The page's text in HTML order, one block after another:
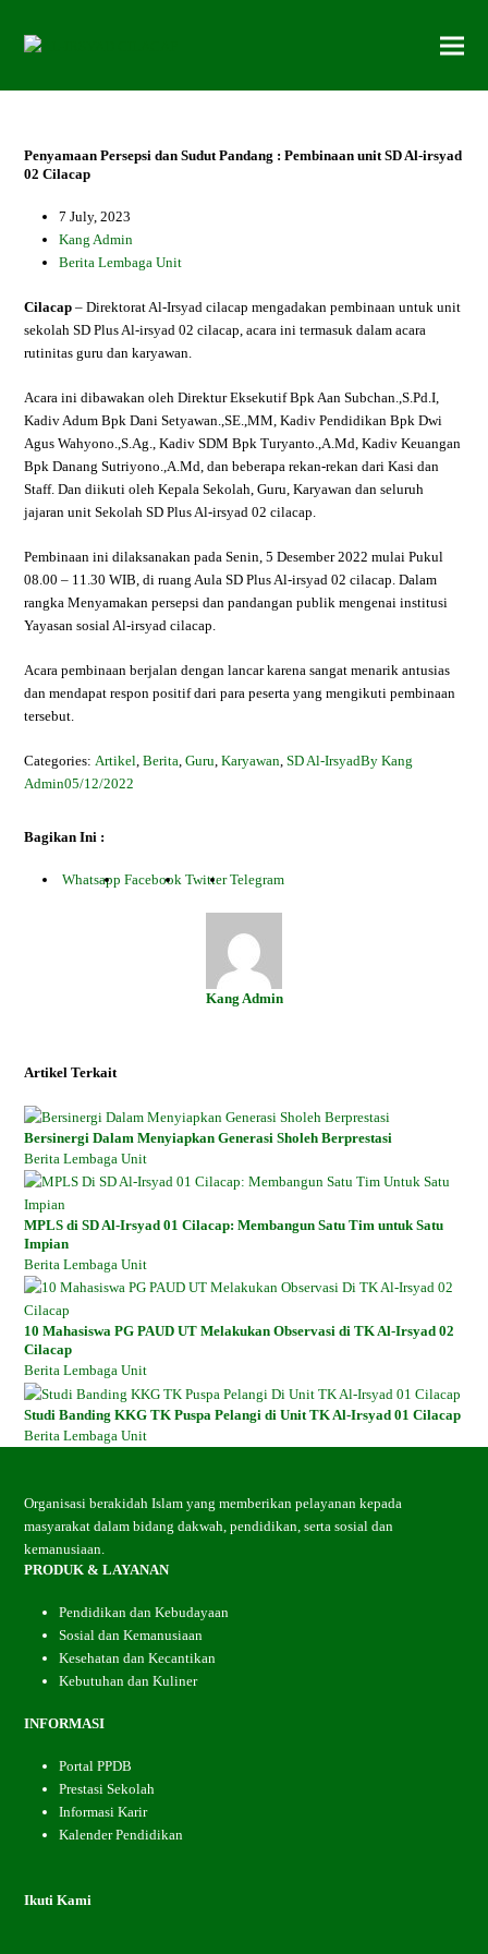
Penyamaan Persepsi dan Sudut Pandang : Pembinaan unit SD Al-irsyad
02 Cilacap
7 July, 2023
Kang Admin
Berita Lembaga Unit
Cilacap – Direktorat Al-Irsyad cilacap mengadakan pembinaan untuk unit
sekolah SD Plus Al-irsyad 02 cilacap, acara ini termasuk dalam acara
rutinitas guru dan karyawan.
Acara ini dibawakan oleh Direktur Eksekutif Bpk Aan Subchan.,S.Pd.I,
Kadiv Adum Bpk Dani Setyawan.,SE.,MM, Kadiv Pendidikan Bpk Dwi
Agus Wahyono.,S.Ag., Kadiv SDM Bpk Turyanto.,A.Md, Kadiv Keuangan
Bpk Danang Sutriyono.,A.Md, dan beberapa rekan-rekan dari Kasi dan
Staff. Dan diikuti oleh Kepala Sekolah, Guru, Karyawan dan seluruh
jajaran unit Sekolah SD Plus Al-irsyad 02 cilacap.
Pembinaan ini dilaksanakan pada Senin, 5 Desember 2022 mulai Pukul
08.00 – 11.30 WIB, di ruang Aula SD Plus Al-irsyad 02 cilacap. Dalam
rangka Menyamakan persepsi dan pandangan publik mengenai institusi
Yayasan sosial Al-irsyad cilacap.
Acara pembinaan berjalan dengan lancar karena sangat menarik antusias
dan mendapat respon positif dari para peserta yang mengikuti pembinaan
tersebut.
Categories:Artikel,Berita,Guru,Karyawan,SD Al-IrsyadBy Kang
Admin05/12/2022
Bagikan Ini :
Whatsapp Facebook Twitter Telegram
Kang Admin
Artikel Terkait
Bersinergi Dalam Menyiapkan Generasi Sholeh Berprestasi
Berita Lembaga Unit
MPLS di SD Al-Irsyad 01 Cilacap: Membangun Satu Tim untuk Satu
Impian
Berita Lembaga Unit
10 Mahasiswa PG PAUD UT Melakukan Observasi di TK Al-Irsyad 02
Cilacap
Berita Lembaga Unit
Studi Banding KKG TK Puspa Pelangi di Unit TK Al-Irsyad 01 Cilacap
Berita Lembaga Unit
Organisasi berakidah Islam yang memberikan pelayanan kepada
masyarakat dalam bidang dakwah, pendidikan, serta sosial dan
kemanusiaan.
PRODUK & LAYANAN
Pendidikan dan Kebudayaan
Sosial dan Kemanusiaan
Kesehatan dan Kecantikan
Kebutuhan dan Kuliner
INFORMASI
Portal PPDB
Prestasi Sekolah
Informasi Karir
Kalender Pendidikan
Ikuti Kami